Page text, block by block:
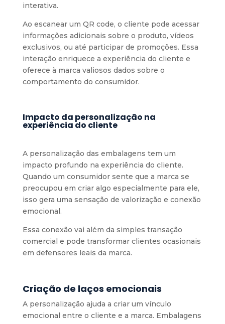
interativa.
Ao escanear um QR code, o cliente pode acessar
informações adicionais sobre o produto, vídeos
exclusivos, ou até participar de promoções. Essa
interação enriquece a experiência do cliente e
oferece à marca valiosos dados sobre o
comportamento do consumidor.
Impacto da personalização na
experiência do cliente
A personalização das embalagens tem um
impacto profundo na experiência do cliente.
Quando um consumidor sente que a marca se
preocupou em criar algo especialmente para ele,
isso gera uma sensação de valorização e conexão
emocional.
Essa conexão vai além da simples transação
comercial e pode transformar clientes ocasionais
em defensores leais da marca.
Criação de laços emocionais
A personalização ajuda a criar um vínculo
emocional entre o cliente e a marca. Embalagens